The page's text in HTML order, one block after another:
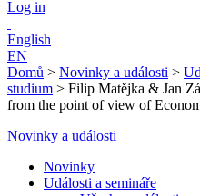
Log in
English
EN
Domů > Novinky a události >
studium > Filip Matějka & Jan
from the point of view of
Novinky a události
Novinky
Události a semináře